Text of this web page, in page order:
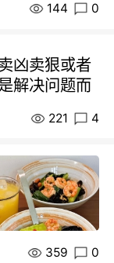
144 0
凶卖狠或者
解决问题而
221 4
359 0